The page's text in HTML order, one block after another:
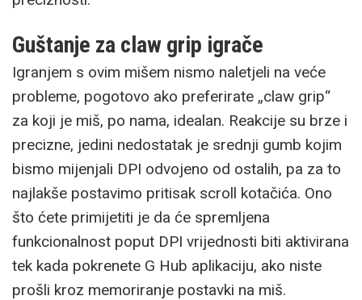
Guštanje za claw grip igrače
Igranjem s ovim mišem nismo naletjeli na veće
probleme, pogotovo ako preferirate „claw grip“
za koji je miš, po nama, idealan. Reakcije su brze i
precizne, jedini nedostatak je srednji gumb kojim
bismo mijenjali DPI odvojeno od ostalih, pa za to
najlakše postavimo pritisak scroll kotačića. Ono
što ćete primijetiti je da će spremljena
funkcionalnost poput DPI vrijednosti biti aktivirana
tek kada pokrenete G Hub aplikaciju, ako niste
prošli kroz memoriranje postavki na miš.